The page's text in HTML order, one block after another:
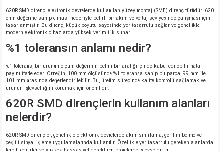
620R SMD direnç, elektronik devrelerde kullanılan yüzey montaj (SMD) direnç türüdür. 620
ohm değerine sahip olması nedeniyle belirli bir akım ve voltaj seviyesinde çalışması için
tasarlanmıştır. Bu direnç, küçük boyutu sayesinde yer tasarrufu sağlar ve genellikle
modern elektronik cihazlarda yüksek verimlilik sunar.
%1 toleransın anlamı nedir?
%1 tolerans, bir ürünün ölçüm değerinin belirli bir aralığı içinde kabul edilebilir hata
payını ifade eder. Örneğin, 100 mm ölçüsünde %1 toleransa sahip bir parça, 99 mm ile
101 mm arasında değerlendirilebilir. Bu, üretim sürecinde kalite kontrolü sağlamak ve
ürünün işlevselliğini korumak için önemlidir.
620R SMD dirençlerin kullanım alanları
nelerdir?
620R SMD dirençler, genellikle elektronik devrelerde akım sınırlama, gerilim bölme ve
çeşitli sinyal işleme uygulamalarında kullanılır. Özellikle yer tasarrufu gereken alanlarda
tercih edilirler ve yüksek hassasiyet gerektiren projelerde işlevseldirler.